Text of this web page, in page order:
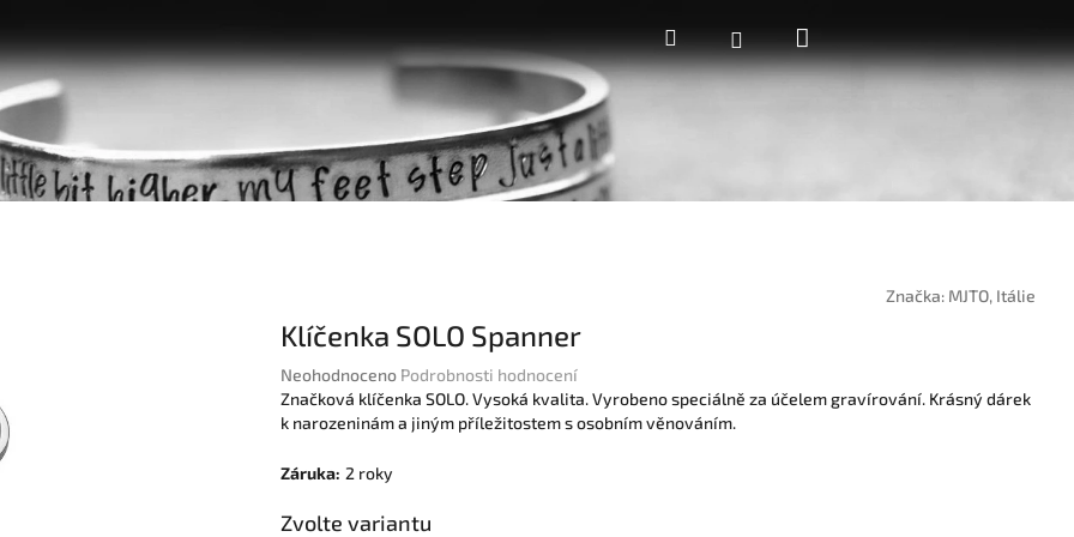
HledatPřihlášeníNákupní
košík
Značka: MJTO, Itálie
Klíčenka SOLO Spanner
Průměrné
hodnocení
produktu
0,0
5
Neohodnoceno Podrobnosti hodnocení
Značková klíčenka SOLO. Vysoká kvalita. Vyrobeno speciálně za účelem gravírování. Krásný dárek
k narozeninám a jiným příležitostem s osobním věnováním.
Záruka: 2 roky
Zvolte variantu